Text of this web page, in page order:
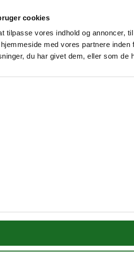
cookies
tilpasse vores indhold og annoncer,
med vores partnere
du har givet dem, eller som de